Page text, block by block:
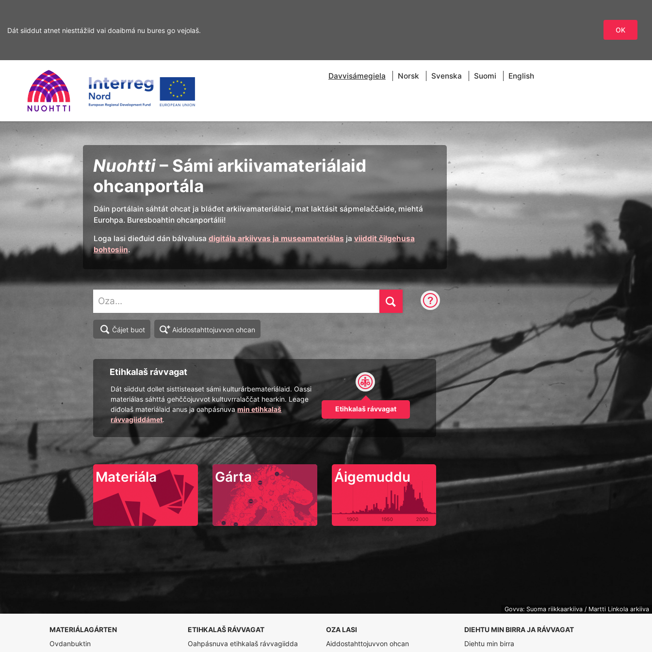
Dát siiddut atnet niesttážiid vai doaibmá nu bures go vejolaš. OK
ohcamii
sisdollui
Home Interreg
Nord
Davvisámegiela Norsk Svenska Suomi English
Ohcan
Nuohtti– Sámi arkiivamateriálaid
ohcanportála
Dáin portálain sáhtát ohcat ja bláđet arkiivamateriálaid, mat laktásit sápmelaččaide, miehtá
Eurohpa. Buresboahtin ohcanportálii!
Loga lasi dieđuid dán bálvalusa digitála arkiivvas ja museamateriálas ja viiddit čilgehusa
bohtosiin.
Čájet buot Aiddostahttojuvvon ohcan
Etihkalaš rávvagat
Dát siiddut dollet sisttisteaset sámi kulturárbemateriálaid. Oassi
materiálas sáhttá gehččojuvvot kultuvrralaččat hearkin. Leage
diđolaš materiálaid anus ja oahpásnuvamin etihkalaš
rávvagiiddámet.
Etihkalaš rávvagat
Materiála Gárta Áigemuddu
Govva: Suoma riikkaarkiiva / Martti Linkola arkiiva
MATERIÁLAGÁRTEN
Ovdanbuktin
ETIHKALAŠ RÁVVAGAT
Oahpásnuva etihkalaš rávvagiidda
OZA LASI
Aiddostahttojuvvon ohcan
DIEHTU MIN BIRRA JA RÁVVAGAT
Diehtu min birra